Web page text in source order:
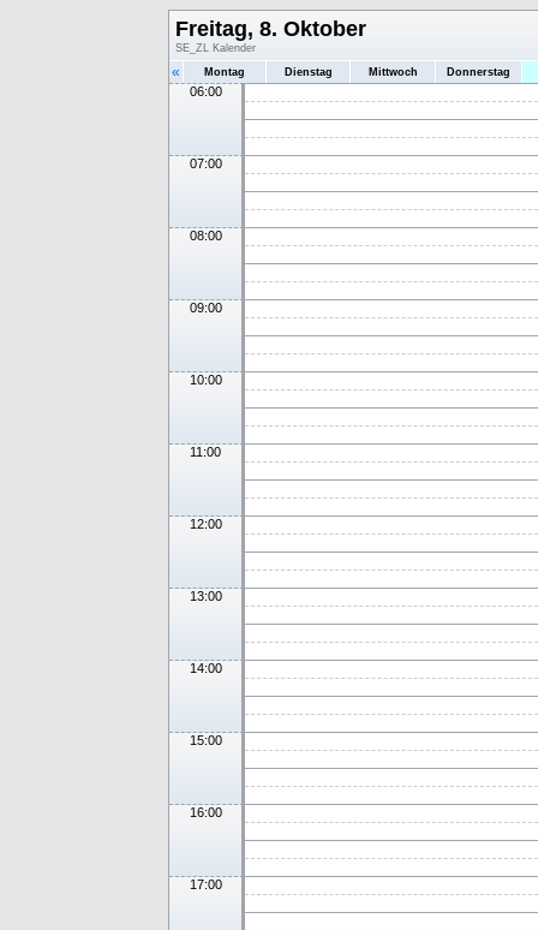
Freitag, 8. Oktober
SE_ZL Kalender
« Montag Dienstag Mittwoch Donnerstag
06:00
07:00
08:00
09:00
10:00
11:00
12:00
13:00
14:00
15:00
16:00
17:00